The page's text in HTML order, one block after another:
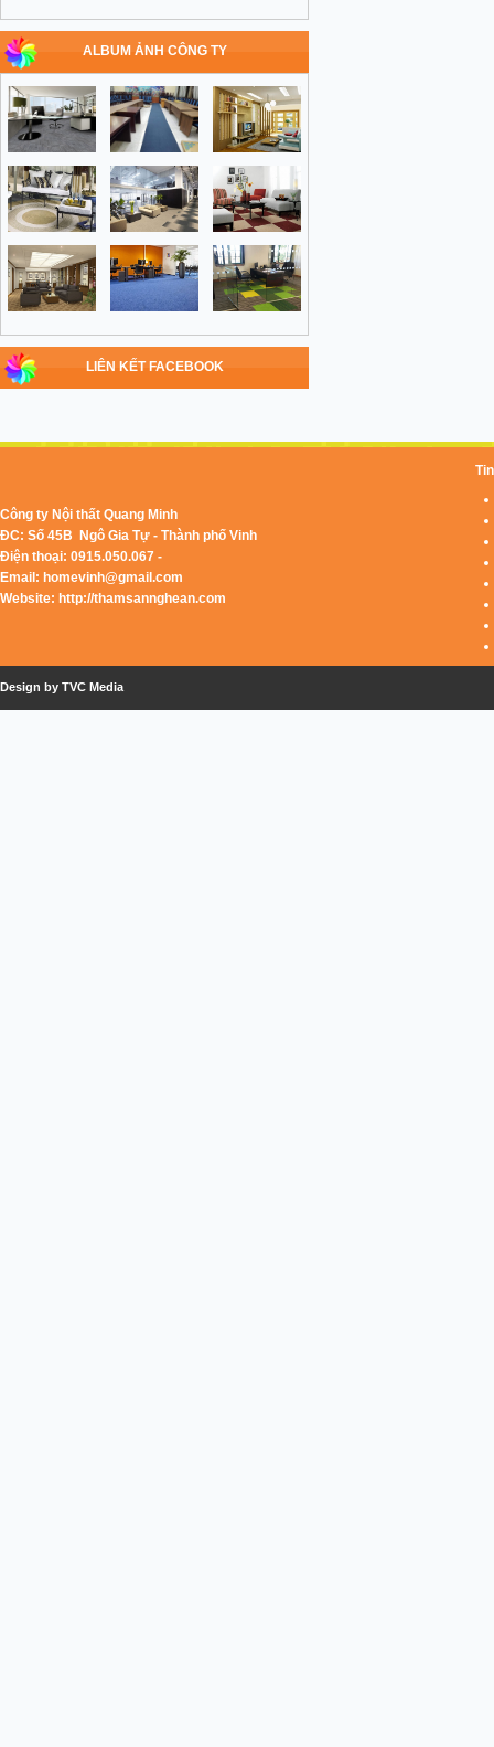
ALBUM ẢNH CÔNG TY
LIÊN KẾT FACEBOOK
Công ty Nội thất Quang Minh
ĐC: Số 45B Ngô Gia Tự - Thành phố Vinh
Điện thoại: 0915.050.067 -
Email: homevinh@gmail.com
Website: http://thamsannghean.com
Design by TVC Media